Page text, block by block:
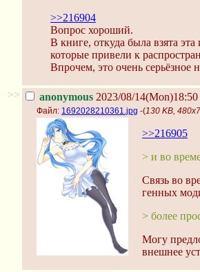
>>216904
Вопрос хороший.
В книге, откуда была взята
которые привели к
Впрочем, это очень
>> anonymous 2023/08/14(Mon)18:50
Файл: 1692028210361.jpg -(130 KB,
>>216905
> и во
Связь во
генных
> более
Могу
внешнее